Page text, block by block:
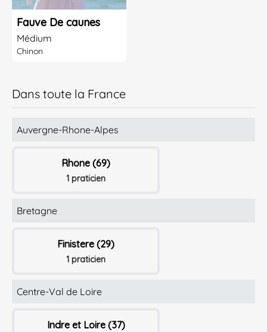
Fauve De caunes
Médium
Chinon
Dans toute la France
Auvergne-Rhone-Alpes
Rhone (69)
1 praticien
Bretagne
Finistere (29)
1 praticien
Centre-Val de Loire
Indre et Loire (37)